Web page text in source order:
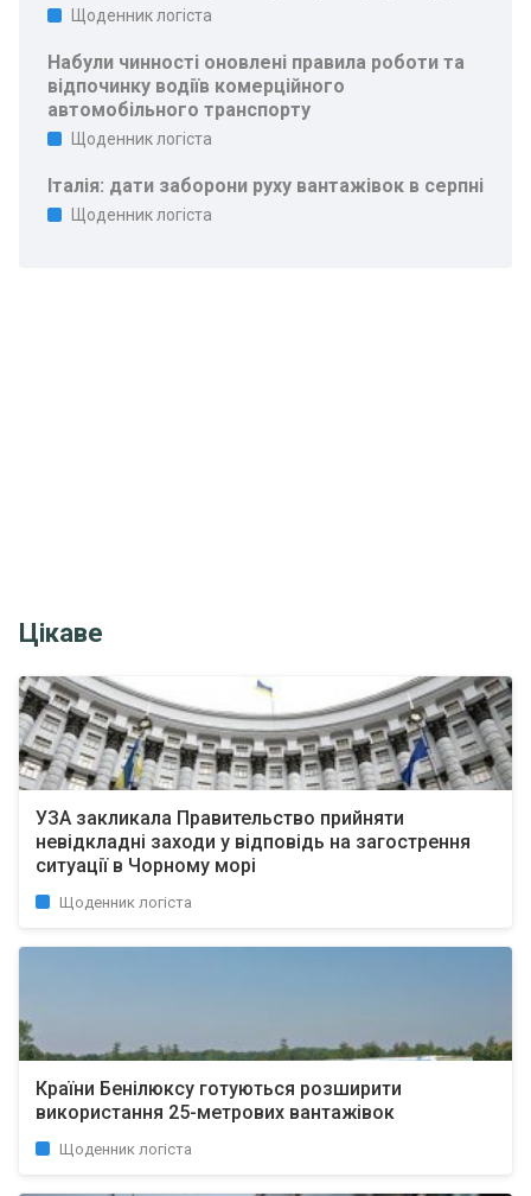
Щоденник логіста
Набули чинності оновлені правила роботи та
відпочинку водіїв комерційного
автомобільного транспорту
Щоденник логіста
Італія: дати заборони руху вантажівок в серпні
Щоденник логіста
Цікаве
УЗА закликала Правительство прийняти
невідкладні заходи у відповідь на загострення
ситуації в Чорному морі
Щоденник логіста
Країни Бенілюксу готуються розширити
використання 25-метрових вантажівок
Щоденник логіста